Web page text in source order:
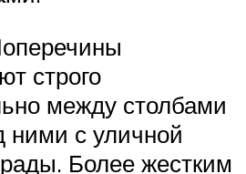
строго
между столбами
ними с уличной
Более жестким